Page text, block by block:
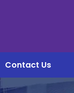
Contact Us